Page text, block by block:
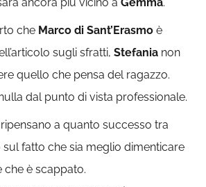
che Marco di Sant’Erasmo è
sugli sfratti,Stefania non
quello che pensa del ragazzo.
dal punto di vista professionale.
ripensano a quanto successo tra
fatto che sia meglio dimenticare
è scappato.